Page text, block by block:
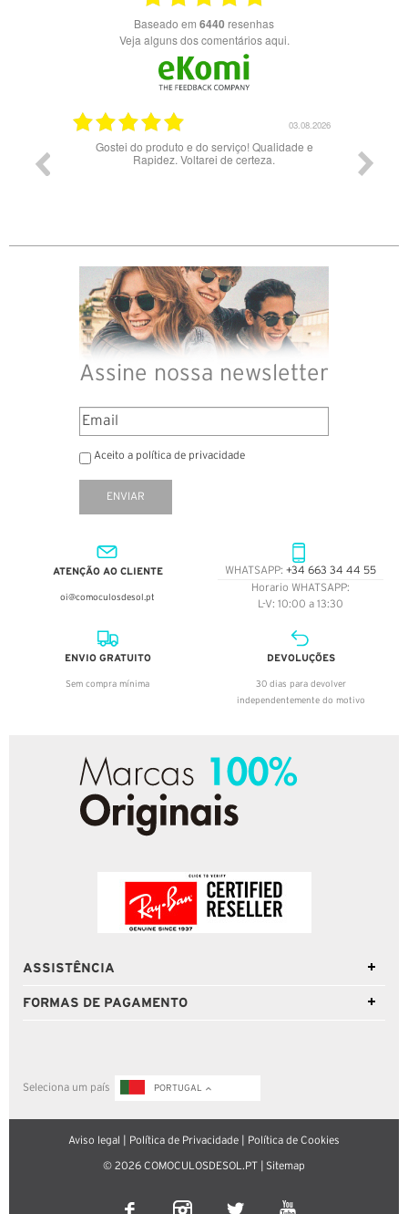
Baseado em 6440 resenhas
Veja alguns dos comentários aqui.
28.07.2026
Bons óculos.
Assine nossa newsletter
Aceito a política de privacidade
ENVIAR
ATENÇÃO AO CLIENTE
oi@comoculosdesol.pt
WHATSAPP: +34 663 34 44 55
Horario WHATSAPP:
L-V: 10:00 a 13:30
ENVIO GRATUITO
Sem compra mínima
DEVOLUÇÕES
30 dias para devolver
independentemente do motivo
ASSISTÊNCIA
FORMAS DE PAGAMENTO
Seleciona um país PORTUGAL
Aviso legal Política de Privacidade Política de Cookies
© 2026 COMOCULOSDESOL.PT | Sitemap